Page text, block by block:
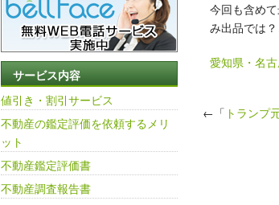
今回も含め
み出品では
愛知県・名
←「 トランプ
サービス内容
値引き・割引サービス
不動産の鑑定評価を依頼するメリ
ット
不動産鑑定評価書
不動産調査報告書